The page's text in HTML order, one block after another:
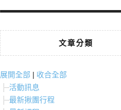
文章分類
展開全部 | 收合全部
活動訊息
最新揪團行程